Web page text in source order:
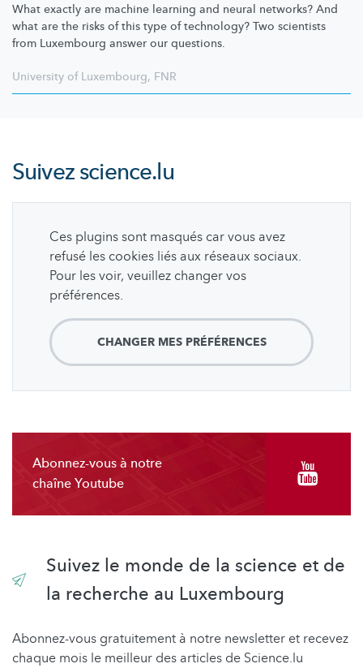
What exactly are machine learning and neural networks? And
what are the risks of this type of technology? Two scientists
from Luxembourg answer our questions.
University of Luxembourg, FNR
Suivezscience.lu
Ces plugins sont masqués car vous avez
refusé les cookies liés aux réseaux sociaux.
Pour les voir, veuillez changer vos
préférences.
CHANGER MES PRÉFÉRENCES
Abonnez-vous à notre
chaîne Youtube
Suivez le monde de la science et de
la recherche au Luxembourg
Abonnez-vous gratuitement à notre newsletter et recevez
chaque mois le meilleur des articles de Science.lu